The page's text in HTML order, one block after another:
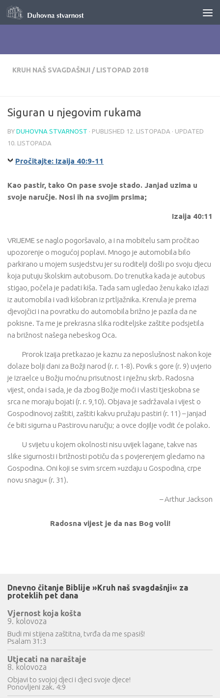
Skip to content
KRUH NAŠ SVAGDAŠNJI / LISTOPAD 2018
Siguran u njegovim rukama
BY DUHOVNA STVARNOST · PUBLISHED 12. LISTOPADA · UPDATED
10. LISTOPADA
Pročitajte: Izaija 40:9-11
Kao pastir, tako On pase svoje stado. Janjad uzima u
svoje naručje. Nosi ih na svojim prsima;
Izaija 40:11
VRIJEME se naglo pogoršavalo, a i na mobitelu sam pročitao
upozorenje o mogućoj poplavi. Mnogo je automobila bilo
parkirano u mojem susjedstvu jer su roditelji došli po svoju djecu
koja putuju školskim autobusom. Do trenutka kada je autobus
stigao, počela je padati kiša. Tada sam ugledao ženu kako izlazi
iz automobila i vadi kišobran iz prtljažnika. Krenula je prema
djevojčici i na povratku do automobila brižno je pazila da ne
pokisne. Ta me je prekrasna slika roditeljske zaštite podsjetila
na brižnost našega nebeskog Oca.
Prorok Izaija pretkazao je kaznu za neposlušnost nakon koje
dolaze bolji dani za Božji narod (r. r. 1-8). Povik s gore (r. 9) uvjerio
je Izraelce u Božju moćnu prisutnost i nježnu skrb. Radosna
vijest, onda i sada, je da zbog Božje moći i vlasti tjeskobna se
srca ne moraju bojati (r. r. 9,10). Objava je sadržavala i vijest o
Gospodinovoj zaštiti, zaštiti kakvu pružaju pastiri (r. 11) – janjad
će biti sigurna u Pastirovu naručju; a ovce dojilje vodit će polako.
U svijetu u kojem okolnosti nisu uvijek lagane, takve nas
slike sigurnosti i brižnosti potiču da s povjerenjem gledamo na
Gospodina. Oni koji se svim srcem »uzdaju u Gospodina, crpe
novu snagu« (r. 31).
– Arthur Jackson
Radosna vijest je da nas Bog voli!
Dnevno čitanje Biblije »Kruh naš svagdašnji« za
proteklih pet dana
Vjernost koja košta
9. kolovoza
Budi mi stijena zaštitna, tvrđa da me spasiš!
Psalam 31:3
Utjecati na naraštaje
8. kolovoza
Objavi to svojoj djeci i djeci svoje djece!
Ponovljeni zak. 4:9